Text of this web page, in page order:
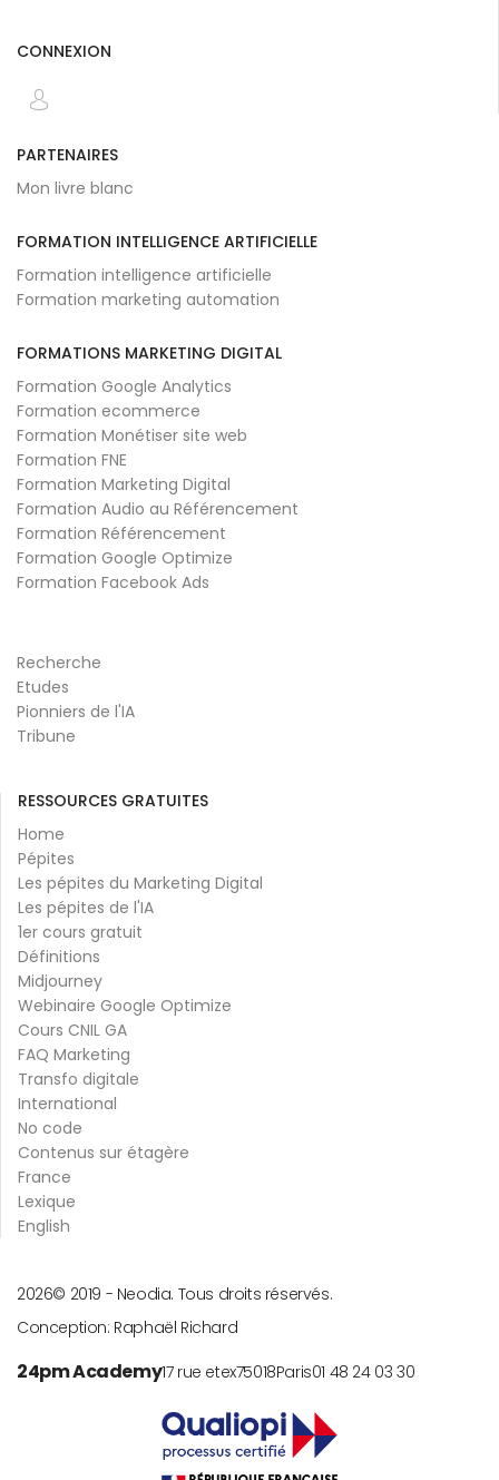
CONNEXION
PARTENAIRES
Mon livre blanc
FORMATION INTELLIGENCE ARTIFICIELLE
Formation intelligence artificielle
Formation marketing automation
FORMATIONS MARKETING DIGITAL
Formation Google Analytics
Formation ecommerce
Formation Monétiser site web
Formation FNE
Formation Marketing Digital
Formation Audio au Référencement
Formation Référencement
Formation Google Optimize
Formation Facebook Ads
Recherche
Etudes
Pionniers de l'IA
Tribune
RESSOURCES GRATUITES
Home
Pépites
Les pépites du Marketing Digital
Les pépites de l'IA
1er cours gratuit
Définitions
Midjourney
Webinaire Google Optimize
Cours CNIL GA
FAQ Marketing
Transfo digitale
International
No code
Contenus sur étagère
France
Lexique
English
© 2019 -
2026
Neodia. Tous droits réservés.
Conception: Raphaël Richard
24pm Academy17 rue etex75018Paris01 48 24 03 30